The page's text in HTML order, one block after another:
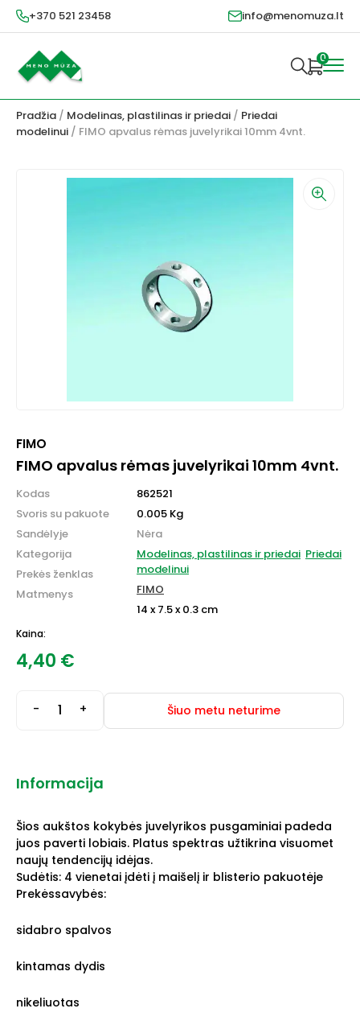
+370 521 23458 info@menomuza.lt
0
Pradžia / Modelinas, plastilinas ir priedai / Priedai
modelinui / FIMO apvalus rėmas juvelyrikai 10mm 4vnt.
FIMO
FIMO apvalus rėmas juvelyrikai 10mm 4vnt.
Kodas
Svoris su pakuote
Sandėlyje
Kategorija
Prekės ženklas
Matmenys
862521
0.005 Kg
Nėra
Modelinas, plastilinas ir priedai Priedai
modelinui
FIMO
14 x 7.5 x 0.3 cm
Kaina:
4,40 €
- + Šiuo metu neturime
Informacija
Šios aukštos kokybės juvelyrikos pusgaminiai padeda
juos paverti lobiais. Platus spektras užtikrina visuomet
naujų tendencijų idėjas.
Sudėtis: 4 vienetai įdėti į maišelį ir blisterio pakuotėje
Prekėssavybės:
sidabro spalvos
kintamas dydis
nikeliuotas